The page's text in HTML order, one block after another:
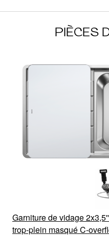
PIÈCES
Garniture de vidage
trop-plein masqué C-